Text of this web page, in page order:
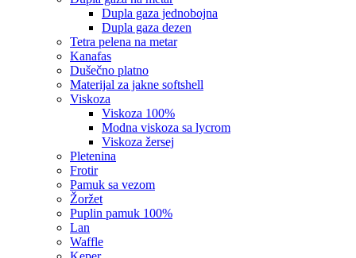
dupla gaza jednobojna
dupla gaza dezen
tetra pelena na metar
kanafas
dušečno platno
materijal za jakne softshell
viskoza
viskoza 100%
modna viskoza sa lycrom
viskoza žersej
pletenina
frotir
pamuk sa vezom
žoržet
puplin pamuk 100%
lan
waffle